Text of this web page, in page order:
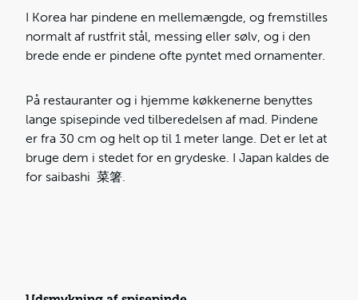
I Korea har pindene en mellemængde, og fremstilles
normalt af rustfrit stål, messing eller sølv, og i den
brede ende er pindene ofte pyntet med ornamenter.
På restauranter og i hjemme køkkenerne benyttes
lange spisepinde ved tilberedelsen af mad. Pindene
er fra 30 cm og helt op til 1 meter lange. Det er let at
bruge dem i stedet for en grydeske. I Japan kaldes de
for saibashi 菜箸.